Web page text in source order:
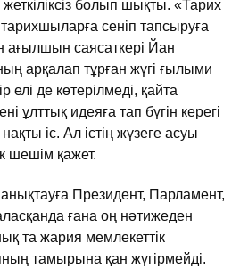
жеткiлiксiз болып шықты. «Тарих
сенiп тапсыруға
ағылшын саясаткерi Йан
арқалап тұрған жүгi ғылыми
елi де көтерiлмедi, қайта
ұлттық идеяға тап бүгiн керегi
iс. Ал iстiң жүзеге асуы
шешiм қажет.
Президент, Парламент,
ғана оң нәтижеден
та жария мемлекеттiк
тамырына қан жүгiрмейдi.